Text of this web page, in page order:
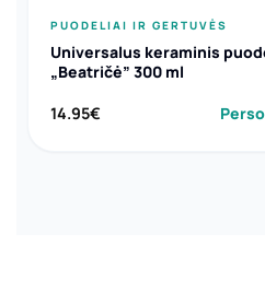
PUODELIAI IR GERTUVĖS
Universalus keraminis
„Beatričė” 300 ml
14.95€